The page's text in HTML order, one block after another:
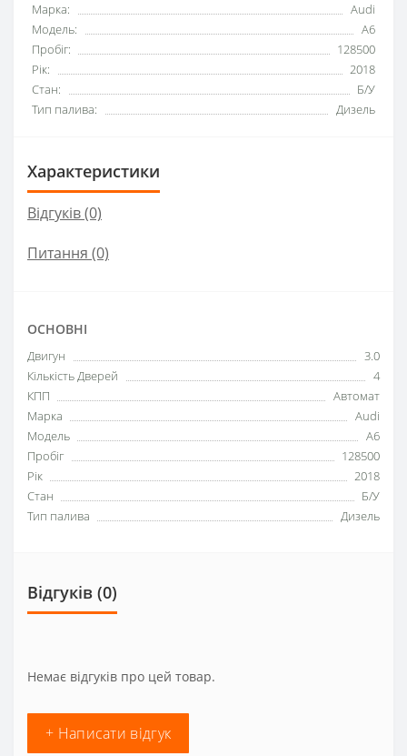
Марка:
Audi
Модель:
A6
Пробіг:
128500
Рік:
2018
Стан:
Б/У
Тип палива:
Дизель
Характеристики
Відгуків (0)
Питання (0)
ОСНОВНІ
Двигун
3.0
Кількість Дверей
4
КПП
Автомат
Марка
Audi
Модель
A6
Пробіг
128500
Рік
2018
Стан
Б/У
Тип палива
Дизель
Відгуків (0)
Немає відгуків про цей товар.
+ Написати відгук